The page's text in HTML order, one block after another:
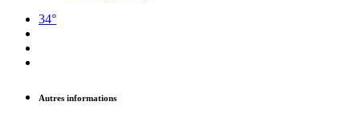
34°
Autres informations